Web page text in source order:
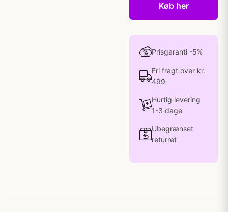
Køb her
Prisgaranti -5%
Fri fragt over kr.
499
Hurtig levering
1-3 dage
Ubegrænset
returret